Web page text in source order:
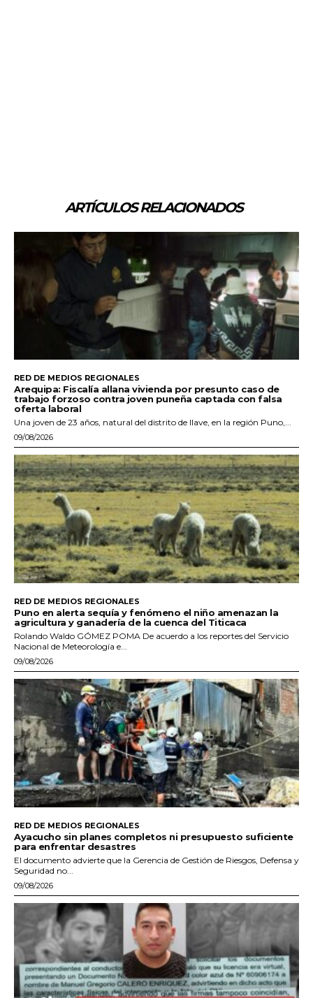
ARTÍCULOS RELACIONADOS
RED DE MEDIOS REGIONALES
Arequipa: Fiscalía allana vivienda por presunto caso de
trabajo forzoso contra joven puneña captada con falsa
oferta laboral
Una joven de 23 años, natural del distrito de Ilave, en la región Puno,...
09/08/2026
RED DE MEDIOS REGIONALES
Puno en alerta sequía y fenómeno el niño amenazan la
agricultura y ganadería de la cuenca del Titicaca
Rolando Waldo GÓMEZ POMA De acuerdo a los reportes del Servicio
Nacional de Meteorología e...
09/08/2026
RED DE MEDIOS REGIONALES
Ayacucho sin planes completos ni presupuesto suficiente
para enfrentar desastres
El documento advierte que la Gerencia de Gestión de Riesgos, Defensa y
Seguridad no...
09/08/2026